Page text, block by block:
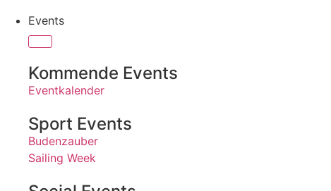
Events
Kommende Events
Eventkalender
Sport Events
Budenzauber
Sailing Week